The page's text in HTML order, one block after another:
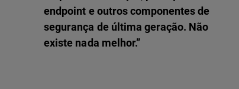
endpoint e outros componentes de
segurança de última geração. Não
existe nada melhor.”